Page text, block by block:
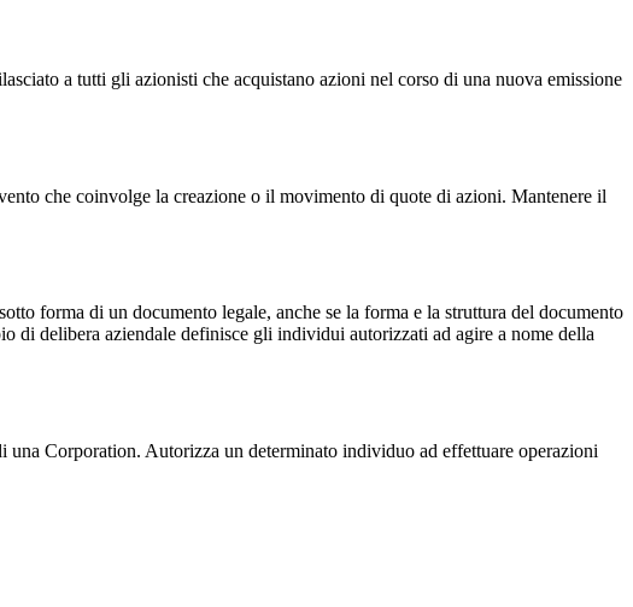
a tutti gli azionisti che acquistano azioni nel corso di una nuova emissione
che coinvolge la creazione o il movimento di quote di azioni. Mantenere il
forma di un documento legale, anche se la forma e la struttura del documento
di delibera aziendale definisce gli individui autorizzati ad agire a nome della
Corporation. Autorizza un determinato individuo ad effettuare operazioni